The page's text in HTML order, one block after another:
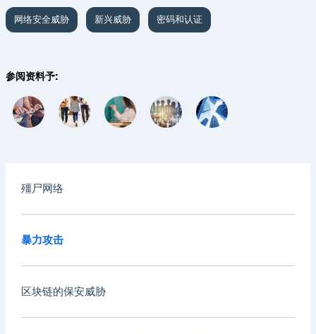
殭尸网络
暴力攻击
区块链的保安威胁
网络安全威胁 新兴威胁 密码和认证
参阅资料予: